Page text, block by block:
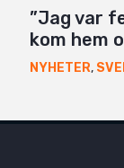
”Jag var
kom hem
NYHETER,